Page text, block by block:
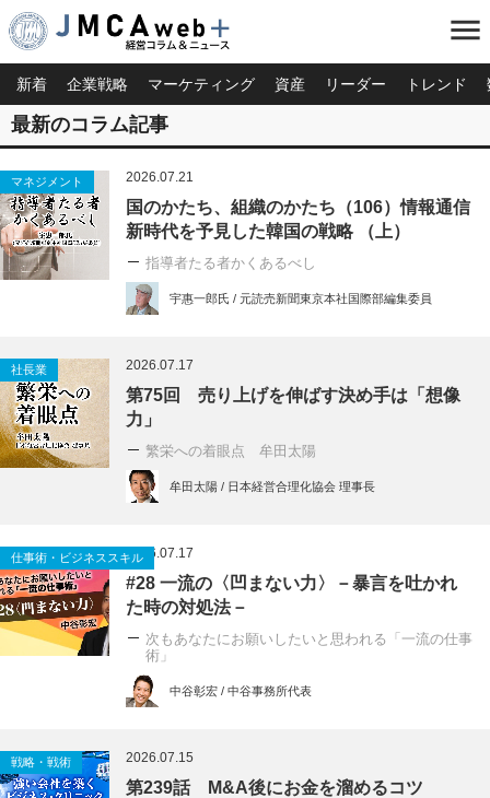
menu
新着 企業戦略 マーケティング 資産 リーダー トレンド
最新のコラム記事
マネジメント 2026.07.21
国のかたち、組織のかたち（106）情報通信
新時代を予見した韓国の戦略 （上）
指導者たる者かくあるべし
宇惠一郎氏 / 元読売新聞東京本社国際部編集委員
社長業 2026.07.17
第75回 売り上げを伸ばす決め手は「想像
力」
繁栄への着眼点 牟田太陽
牟田太陽 / 日本経営合理化協会 理事長
仕事術・ビジネススキル2026.07.17
#28 一流の〈凹まない力〉－暴言を吐かれ
た時の対処法－
次もあなたにお願いしたいと思われる「一流の仕事
術」
中谷彰宏 / 中谷事務所代表
戦略・戦術 2026.07.15
第239話 M&A後にお金を溜めるコツ